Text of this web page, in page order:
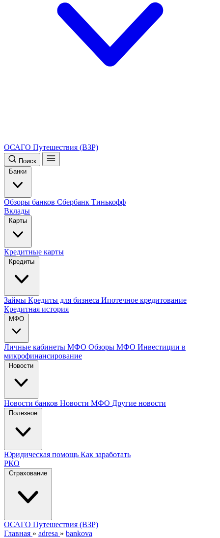
ОСАГО Путешествия (ВЗР)
Поиск
Банки
Обзоры банков Сбербанк Тинькофф
Вклады
Карты
Кредитные карты
Кредиты
Займы Кредиты для бизнеса Ипотечное кредитование
Кредитная история
МФО
Личные кабинеты МФО Обзоры МФО Инвестиции в
микрофинансирование
Новости
Новости банков Новости МФО Другие новости
Полезное
Юридическая помощь Как заработать
РКО
Страхование
ОСАГО Путешествия (ВЗР)
Главная » adresa » bankova